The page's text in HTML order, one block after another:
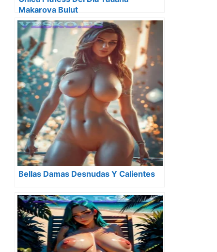
Makarova Bulut
Bellas Damas Desnudas Y Calientes